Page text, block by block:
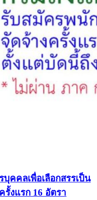
บุคคลเพื่อเลือกสรรเป็น
งแรก 16 อัตรา